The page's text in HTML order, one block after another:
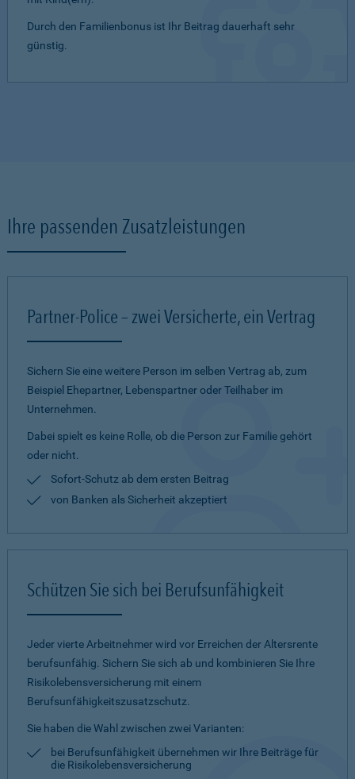
Durch den Familienbonus ist Ihr Beitrag dauerhaft sehr
günstig.
Ihre passenden Zusatzleistungen
Partner-Police – zwei Versicherte, ein Vertrag
Sichern Sie eine weitere Person im selben Vertrag ab, zum
Beispiel Ehepartner, Lebenspartner oder Teilhaber im
Unternehmen.
Dabei spielt es keine Rolle, ob die Person zur Familie gehört
oder nicht.
Sofort-Schutz ab dem ersten Beitrag
von Banken als Sicherheit akzeptiert
Schützen Sie sich bei Berufsunfähigkeit
Jeder vierte Arbeitnehmer wird vor Erreichen der Altersrente
berufsunfähig. Sichern Sie sich ab und kombinieren Sie Ihre
Risikolebensversicherung mit einem
Berufsunfähigkeitszusatzschutz.
Sie haben die Wahl zwischen zwei Varianten:
bei Berufsunfähigkeit übernehmen wir Ihre Beiträge für
die Risikolebensversicherung